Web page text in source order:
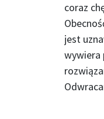
coraz
jest
wywiera